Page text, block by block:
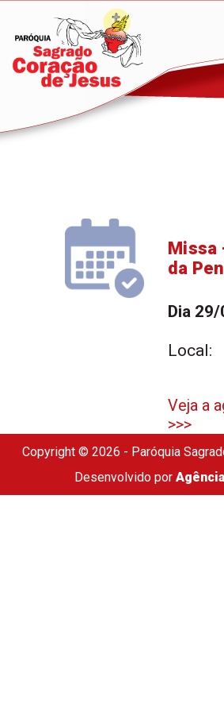
Missa
da
Dia
Local:
Veja a
>>>
Copyright © 2026 - Paróquia
Desenvolvido por